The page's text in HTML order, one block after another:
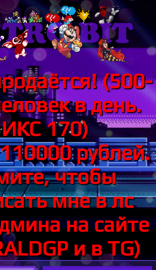
(500-
в день.
ИКС 170)
рублей.
чтобы
мне в лс
на сайте
и в TG)